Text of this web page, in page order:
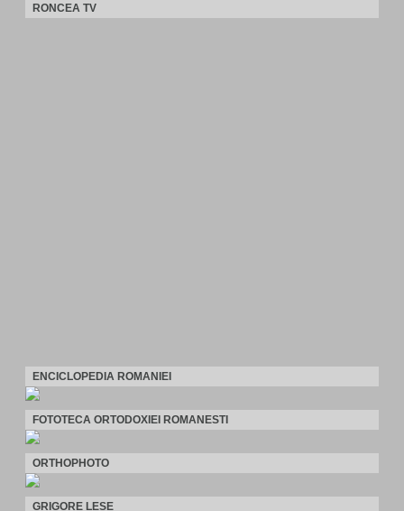
RONCEA TV
ENCICLOPEDIA ROMANIEI
FOTOTECA ORTODOXIEI ROMANESTI
ORTHOPHOTO
GRIGORE LESE